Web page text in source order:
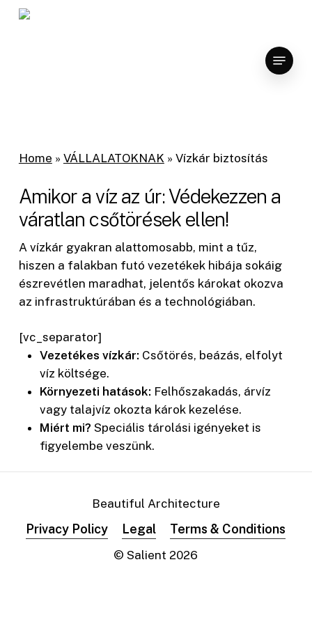
Skip
Menu
Home » VÁLLALATOKNAK » Vízkár biztosítás
Amikor a víz az úr: Védekezzen a
váratlan csőtörések ellen!
A vízkár gyakran alattomosabb, mint a tűz,
hiszen a falakban futó vezetékek hibája sokáig
észrevétlen maradhat, jelentős károkat okozva
az infrastruktúrában és a technológiában.
[vc_separator]
Vezetékes vízkár: Csőtörés, beázás, elfolyt
víz költsége.
Környezeti hatások: Felhőszakadás, árvíz
vagy talajvíz okozta károk kezelése.
Miért mi? Speciális tárolási igényeket is
figyelembe veszünk.
Beautiful Architecture
Privacy Policy Legal Terms & Conditions
© Salient 2026